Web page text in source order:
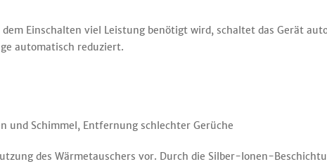
Einschalten viel Leistung benötigt wird, schaltet das Gerät
automatisch reduziert.
Schimmel, Entfernung schlechter Gerüche
des Wärmetauschers vor. Durch die Silber-Ionen-